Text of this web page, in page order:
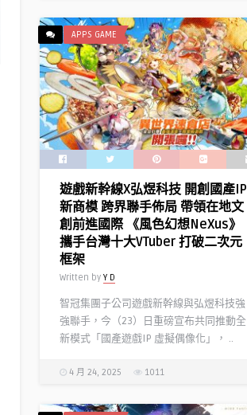
APPS GAME
遊戲新幹線X弘煜科技 開創國產IP
新商模 跨界聯手佈局 帶領在地文
創前進國際 《風色幻想NeXus》
攜手台灣十大VTuber 打破二次元
框架
Written by Y D
智冠集團子公司遊戲新幹線與弘煜科技強
強聯手，今（23）日重磅宣布共同推動全
新模式「國產遊戲IP 虛擬偶像化」， ..
4 月 24, 2025 1011